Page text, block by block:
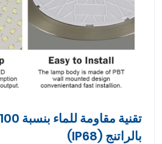
بالراتنج (IP68)